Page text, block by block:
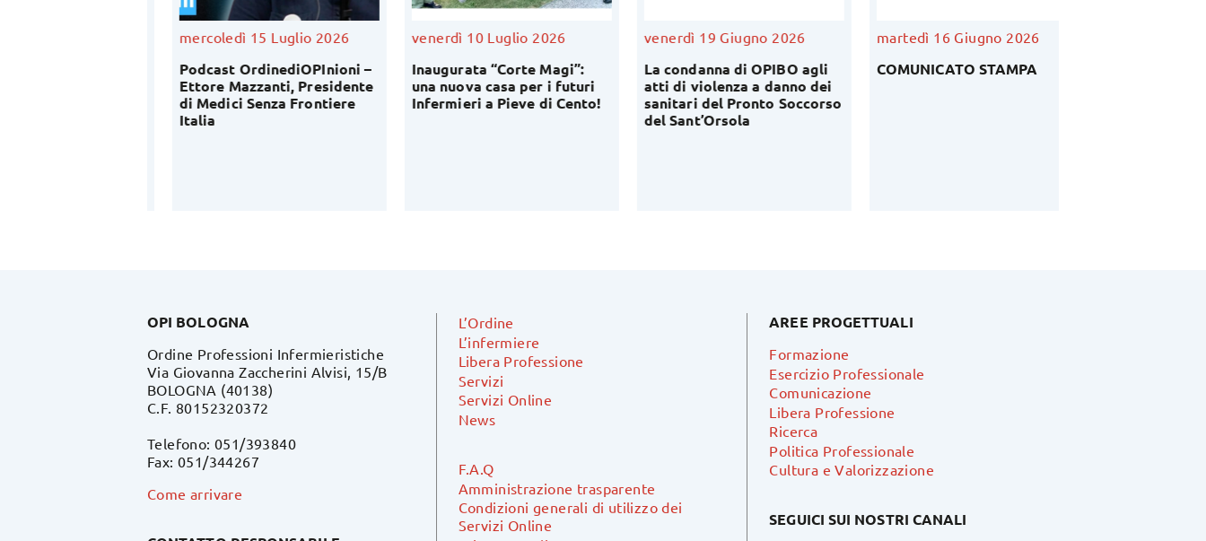
mercoledì 15 Luglio 2026
Podcast OrdinediOPInioni –
Ettore Mazzanti, Presidente
di Medici Senza Frontiere
Italia
venerdì 10 Luglio 2026
Inaugurata “Corte Magi”:
una nuova casa per i futuri
Infermieri a Pieve di Cento!
venerdì 19 Giugno 2026
La condanna di OPIBO agli
atti di violenza a danno dei
sanitari del Pronto Soccorso
del Sant’Orsola
martedì 16 Giugno 2026
COMUNICATO STAMPA
OPI BOLOGNA
Ordine Professioni Infermieristiche
Via Giovanna Zaccherini Alvisi, 15/B
BOLOGNA (40138)
C.F. 80152320372
Telefono: 051/393840
Fax: 051/344267
Come arrivare
L’Ordine
L’infermiere
Libera Professione
Servizi
Servizi Online
News
F.A.Q
Amministrazione trasparente
Condizioni generali di utilizzo dei
Servizi Online
AREE PROGETTUALI
Formazione
Esercizio Professionale
Comunicazione
Libera Professione
Ricerca
Politica Professionale
Cultura e Valorizzazione
SEGUICI SUI NOSTRI CANALI